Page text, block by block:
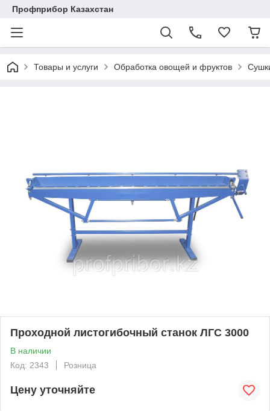
Профприбор Казахстан
Товары и услуги Обработка овощей и фруктов
Проходной листогибочный станок ЛГС 3000
В наличии
Код: 2343
Розница
Цену уточняйте